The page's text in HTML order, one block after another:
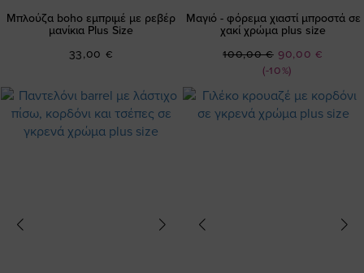
Μπλούζα boho εμπριμέ με ρεβέρ
μανίκια Plus Size
33,00 €
Μαγιό - φόρεμα χιαστί μπροστά σε
χακί χρώμα plus size
(-10%)
Ειδική
Τιμή
90,00 €
100,00 €